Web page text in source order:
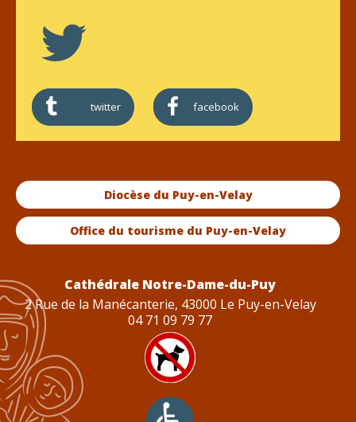
twitter facebook
Diocèse du Puy-en-Velay
Office du tourisme du Puy-en-Velay
Cathédrale Notre-Dame-du-Puy
2 Rue de la Manécanterie, 43000 Le Puy-en-Velay
04 71 09 79 77